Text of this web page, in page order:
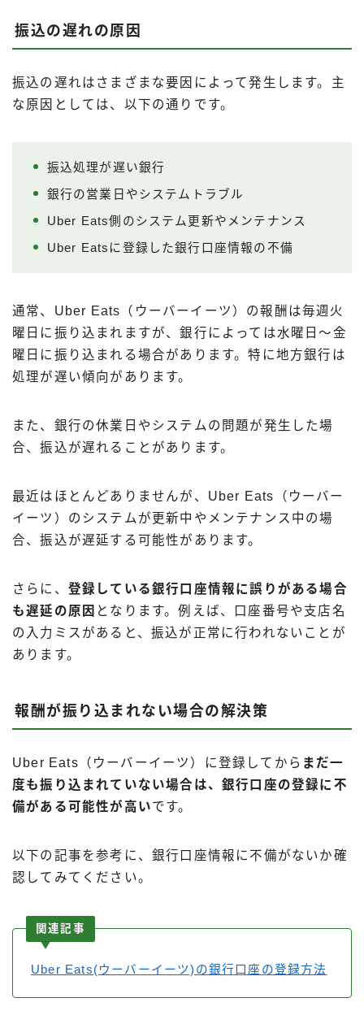
振込の遅れの原因
振込の遅れはさまざまな要因によって発生します。主
な原因としては、以下の通りです。
振込処理が遅い銀行
銀行の営業日やシステムトラブル
Uber Eats側のシステム更新やメンテナンス
Uber Eatsに登録した銀行口座情報の不備
通常、Uber Eats（ウーバーイーツ）の報酬は毎週火
曜日に振り込まれますが、銀行によっては水曜日～金
曜日に振り込まれる場合があります。特に地方銀行は
処理が遅い傾向があります。
また、銀行の休業日やシステムの問題が発生した場
合、振込が遅れることがあります。
最近はほとんどありませんが、Uber Eats（ウーバー
イーツ）のシステムが更新中やメンテナンス中の場
合、振込が遅延する可能性があります。
さらに、 登録している銀行口座情報に誤りがある場合
も遅延の原因 となります。例えば、口座番号や支店名
の入力ミスがあると、振込が正常に行われないことが
あります。
報酬が振り込まれない場合の解決策
Uber Eats（ウーバーイーツ）に登録してから まだ一
度も振り込まれていない場合は、銀行口座の登録に不
備がある可能性が高いです。
以下の記事を参考に、銀行口座情報に不備がないか確
認してみてください。
関連記事
Uber Eats(ウーバーイーツ)の銀行口座の登録方法